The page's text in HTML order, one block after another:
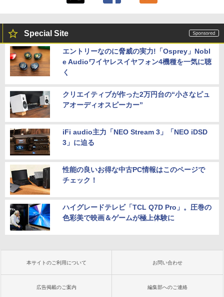
Special Site
エントリーなのに脅威の実力!「Osprey」Nobl
e Audioワイヤレスイヤフォン4機種を一気に聴
く
クリエイティブが作った2万円台の“小さなピュ
アオーディオスピーカー”
iFi audio主力「NEO Stream 3」「NEO iDSD
3」に迫る
性能の良いお得な中古PC情報はこのページで
チェック！
ハイグレードテレビ「TCL Q7D Pro」。圧巻の
色彩美で映画＆ゲームが極上体験に
本サイトのご利用について お問い合わせ
広告掲載のご案内 編集部へのご連絡